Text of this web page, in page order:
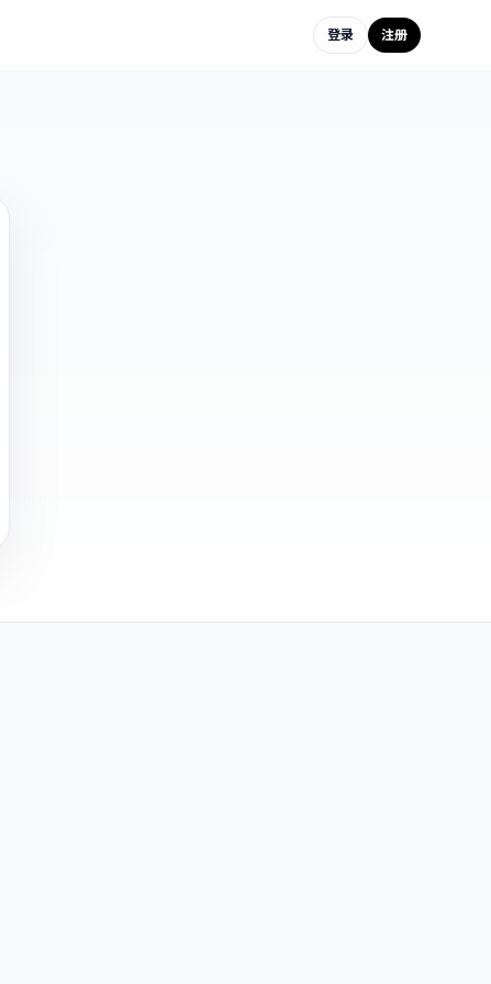
登录 注册